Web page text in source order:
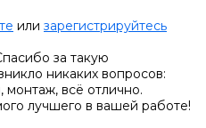
или зарегистрируйтесь
за такую
никаких вопросов:
монтаж, всё отлично.
лучшего в вашей работе!